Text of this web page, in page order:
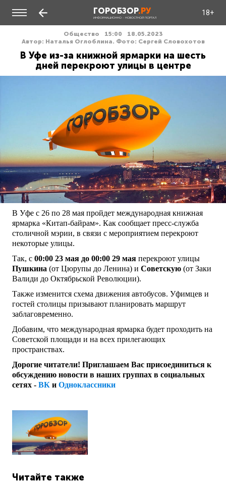
ГОРОБЗОР.РУ
ИНФОРМАЦИОННО - НОВОСТНОЙ ПОРТАЛ
18+
Общество 15:00
18.05.2023
Автор: Наталья Оглоблина. Фото: Сергей Словохотов
В Уфе из-за книжной ярмарки на шесть
дней перекроют улицы в центре
В Уфе с 26 по 28 мая пройдет международная книжная
ярмарка «Китап-байрам». Как сообщает пресс-служба
столичной мэрии, в связи с мероприятием перекроют
некоторые улицы.
Так, с 00:00 23 мая до 00:00 29 мая перекроют улицы
Пушкина (от Цюрупы до Ленина) и Советскую (от Заки
Валиди до Октябрьской Революции).
Также изменится схема движения автобусов. Уфимцев и
гостей столицы призывают планировать маршрут
заблаговременно.
Добавим, что международная ярмарка будет проходить на
Советской площади и на всех прилегающих
пространствах.
Дорогие читатели! Приглашаем Вас присоединиться к
обсуждению новости в наших группах в социальных
сетях - ВК и Одноклассники
Читайте также